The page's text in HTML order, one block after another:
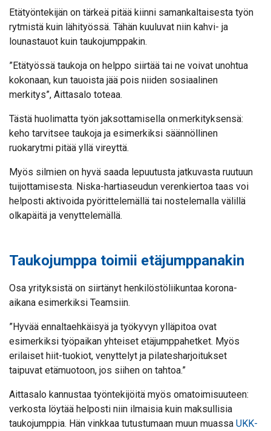
Etätyöntekijän on tärkeä pitää kiinni samankaltaisesta työn
rytmistä kuin lähityössä. Tähän kuuluvat niin kahvi- ja
lounastauot kuin taukojumppakin.
”Etätyössä taukoja on helppo siirtää tai ne voivat unohtua
kokonaan, kun tauoista jää pois niiden sosiaalinen
merkitys”, Aittasalo toteaa.
Tästä huolimatta työn jaksottamisella on merkityksensä:
keho tarvitsee taukoja ja esimerkiksi säännöllinen
ruokarytmi pitää yllä vireyttä.
Myös silmien on hyvä saada lepuutusta jatkuvasta ruutuun
tuijottamisesta. Niska-hartiaseudun verenkiertoa taas voi
helposti aktivoida pyörittelemällä tai nostelemalla välillä
olkapäitä ja venyttelemällä.
Taukojumppa toimii etäjumppanakin
Osa yrityksistä on siirtänyt henkilöstöliikuntaa korona-
aikana esimerkiksi Teamsiin.
”Hyvää ennaltaehkäisyä ja työkyvyn ylläpitoa ovat
esimerkiksi työpaikan yhteiset etäjumppahetket. Myös
erilaiset hiit-tuokiot, venyttelyt ja pilatesharjoitukset
taipuvat etämuotoon, jos siihen on tahtoa.”
Aittasalo kannustaa työntekijöitä myös omatoimisuuteen:
verkosta löytää helposti niin ilmaisia kuin maksullisia
taukojumppia. Hän vinkkaa tutustumaan muun muassa UKK-